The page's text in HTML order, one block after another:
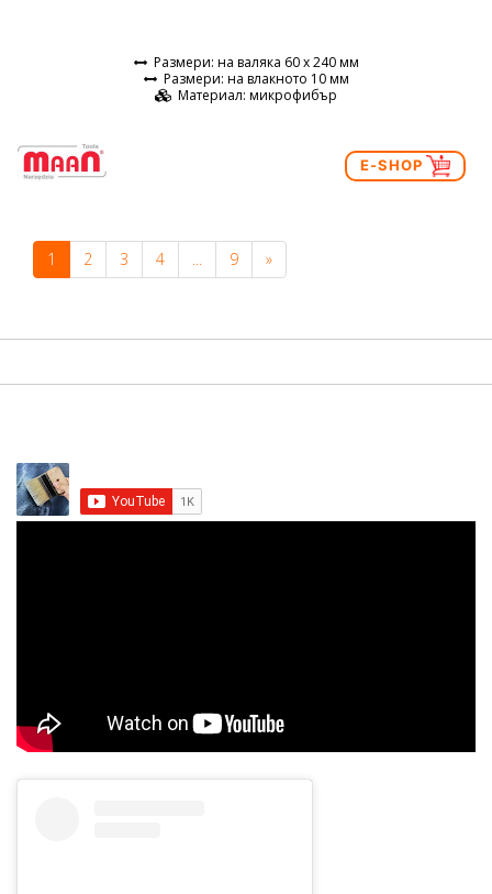
Размери: на валяка 60 х 240 мм
Размери: на влакното 10 мм
Материал: микрофибър
E-SHOP
1 2 3 4 ... 9 »